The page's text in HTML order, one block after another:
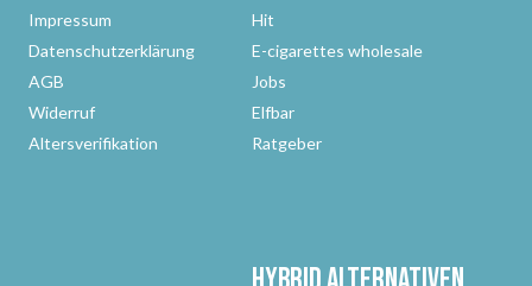
Impressum
Datenschutzerklärung
AGB
Widerruf
Altersverifikation
Hit
E-cigarettes wholesale
Jobs
Elfbar
Ratgeber